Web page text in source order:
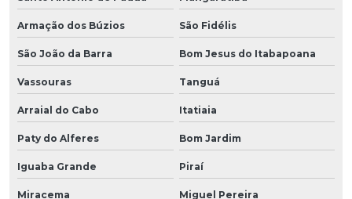
Armação dos Búzios São Fidélis
São João da Barra Bom Jesus do Itabapoana
Vassouras Tanguá
Arraial do Cabo Itatiaia
Paty do Alferes Bom Jardim
Iguaba Grande Piraí
Miracema Miguel Pereira